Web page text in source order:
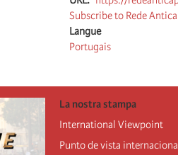
Subscribe to Rede
Langue
Portugais
La nostra stampa
International Viewpoint
Punto de vista